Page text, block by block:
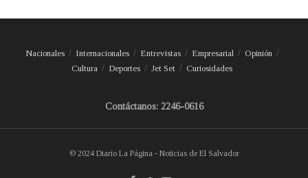
Nacionales Internacionales Entrevistas Empresarial
Opinión
Cultura
Deportes Jet Set Curiosidades
Contáctanos: 2246-0616
© 2024 Diario La Página - Noticias de El Salvador